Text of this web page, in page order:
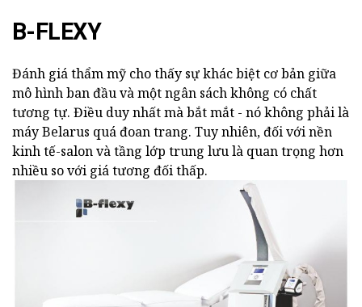
B-FLEXY
Đánh giá thẩm mỹ cho thấy sự khác biệt cơ bản giữa
mô hình ban đầu và một ngân sách không có chất
tương tự. Điều duy nhất mà bắt mắt - nó không phải là
máy Belarus quá đoan trang. Tuy nhiên, đối với nền
kinh tế-salon và tầng lớp trung lưu là quan trọng hơn
nhiều so với giá tương đối thấp.